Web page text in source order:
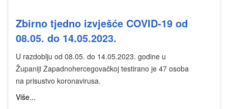
Zbirno tjedno izvješće COVID-19 od
08.05. do 14.05.2023.
U razdoblju od 08.05. do 14.05.2023. godine u
Županiji Zapadnohercegovačkoj testirano je 47 osoba
na prisustvo koronavirusa.
Više...